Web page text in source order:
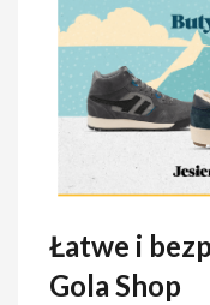
Łatwe i
Gola Shop